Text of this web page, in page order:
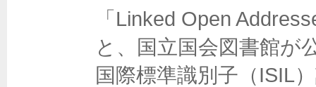
「Linked Open
と、国立国会図書館が
国際標準識別子（ISIL